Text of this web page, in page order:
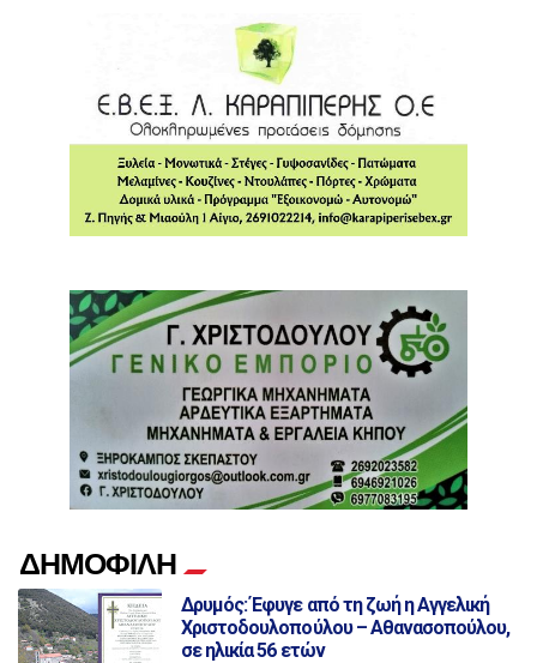
ΔΗΜΟΦΙΛΗ
Δρυμός: Έφυγε από τη ζωή η Αγγελική
Χριστοδουλοπούλου – Αθανασοπούλου,
σε ηλικία 56 ετών